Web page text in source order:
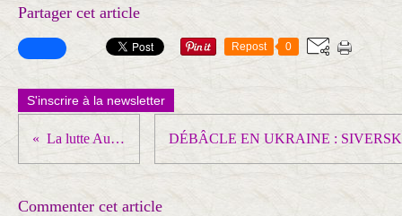
Partager cet article
Repost 0
S'inscrire à la newsletter
La lutte Au final, la lutte paye !
Commenter cet article